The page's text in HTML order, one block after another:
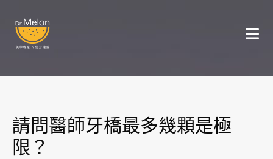
請問醫師牙橋最多幾顆是極
限？